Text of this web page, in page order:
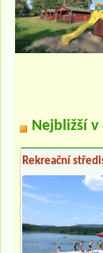
Nejbližší
Rekreační